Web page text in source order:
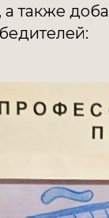
а также